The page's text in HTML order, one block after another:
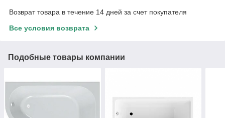
Возврат товара в течение 14 дней за счет покупателя
Все условия возврата
Подобные товары компании